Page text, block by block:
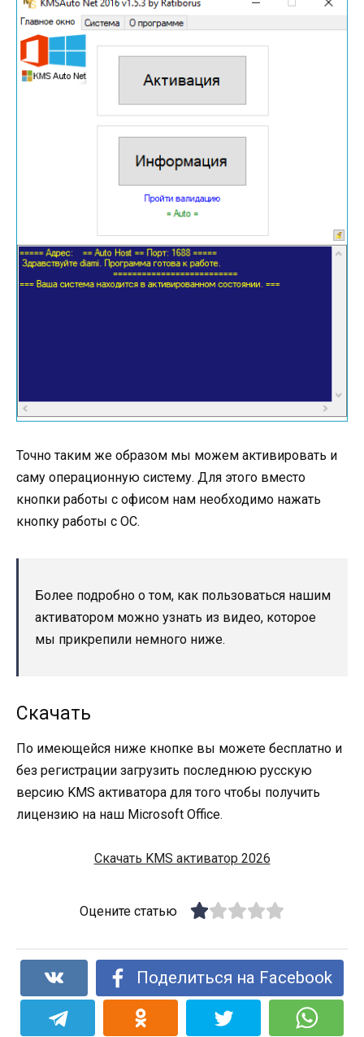
Точно таким же образом мы можем активировать и
саму операционную систему. Для этого вместо
кнопки работы с офисом нам необходимо нажать
кнопку работы с ОС.
Более подробно о том, как пользоваться нашим
активатором можно узнать из видео, которое
мы прикрепили немного ниже.
Скачать
По имеющейся ниже кнопке вы можете бесплатно и
без регистрации загрузить последнюю русскую
версию KMS активатора для того чтобы получить
лицензию на наш Microsoft Office.
Скачать KMS активатор 2026
Оцените статью
Поделиться на Facebook